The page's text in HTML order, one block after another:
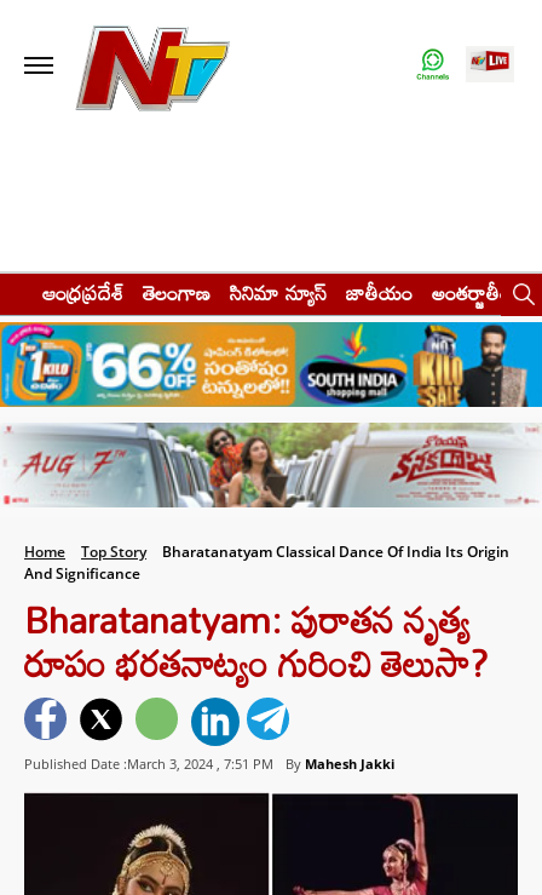
ఆంధ్రప్రదేశ్ తెలంగాణ సినిమా న్యూస్ జాతీయం అంతర్జాతీయం
Home Top Story
Bharatanatyam Classical Dance Of India Its Origin
And Significance
Bharatanatyam: పురాతన నృత్య
రూపం భరతనాట్యం గురించి తెలుసా?
Published Date :March 3, 2024 , 7:51 PM By Mahesh Jakki